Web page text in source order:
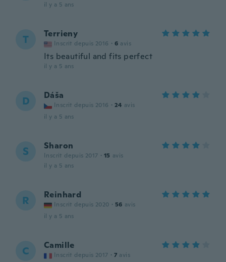
il y a 5 ans
T Terrieny
Inscrit depuis 2016 · 6 avis
Its beautiful and fits perfect
il y a 5 ans
D Dáša
Inscrit depuis 2016 · 24 avis
il y a 5 ans
S Sharon
Inscrit depuis 2017 · 15 avis
il y a 5 ans
R Reinhard
Inscrit depuis 2020 · 56 avis
il y a 5 ans
C Camille
Inscrit depuis 2017 · 7 avis